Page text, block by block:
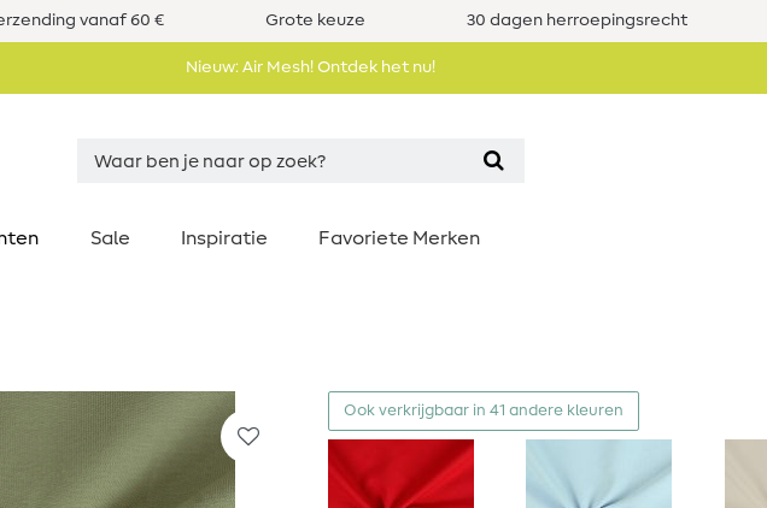
vanaf 60 € Grote keuze 30 dagen herroepingsrecht
Nieuw: Air Mesh! Ontdek het nu!
Sale Inspiratie Favoriete Merken
Ook verkrijgbaar in 41 andere kleuren